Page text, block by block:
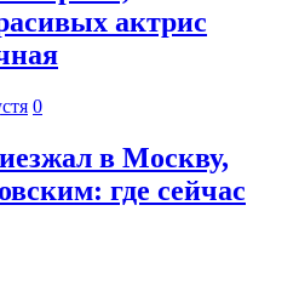
актрис
0
в Москву,
где сейчас